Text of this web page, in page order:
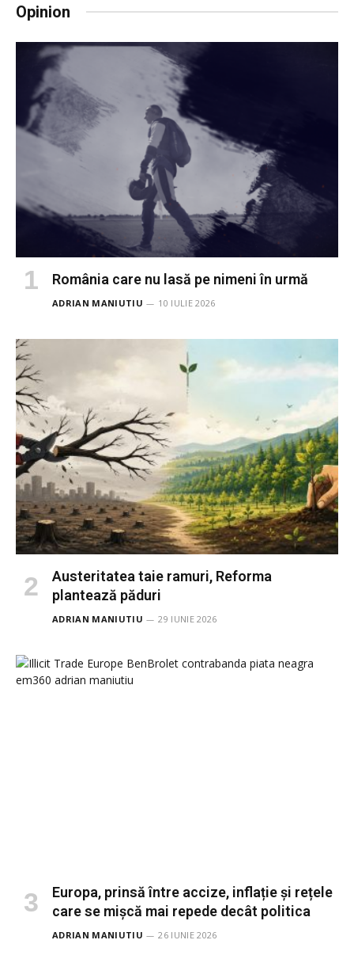
Opinion
România care nu lasă pe nimeni în urmă
ADRIAN MANIUTIU 10 IULIE 2026
Austeritatea taie ramuri, Reforma
plantează păduri
ADRIAN MANIUTIU 29 IUNIE 2026
Europa, prinsă între accize, inflație și rețele
care se mișcă mai repede decât politica
ADRIAN MANIUTIU 26 IUNIE 2026